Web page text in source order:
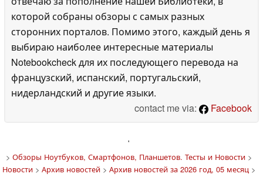
которой собраны обзоры с самых разных
сторонних порталов. Помимо этого, каждый день я
выбираю наиболее интересные материалы
Notebookcheck для их последующего перевода на
французский, испанский, португальский,
нидерландский и другие языки.
contact me via:
Facebook
'
> Обзоры Ноутбуков, Смартфонов, Планшетов. Тесты и Новости>
Новости> Архив новостей> Архив новостей за 2026 год, 05 месяц>